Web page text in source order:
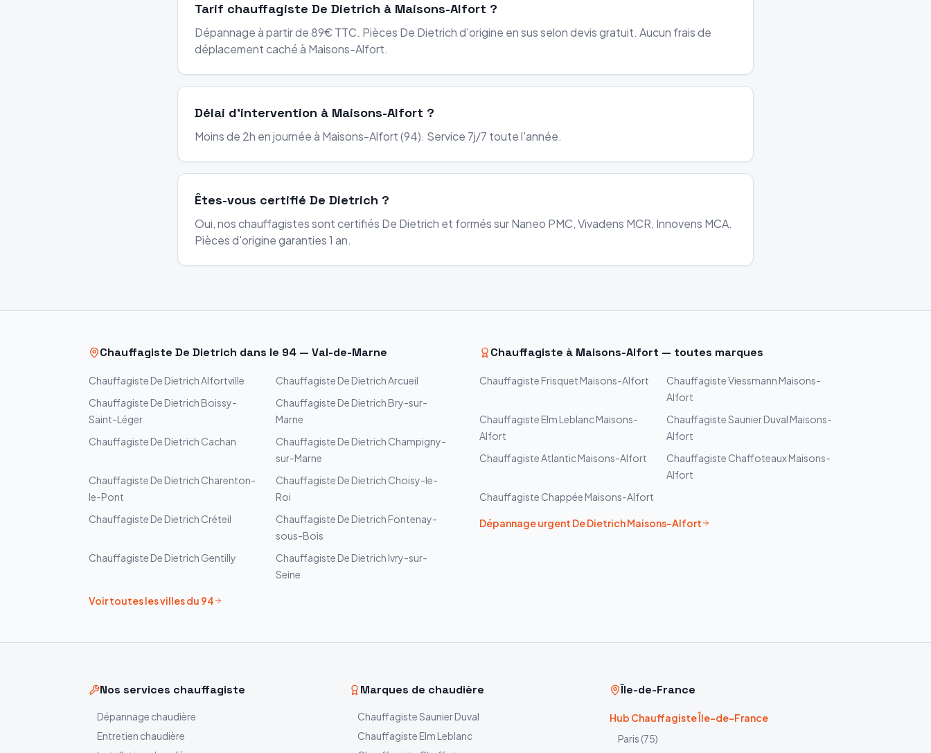
Tarif chauffagiste De Dietrich à Maisons-Alfort ?
Dépannage à partir de 89€ TTC. Pièces De Dietrich d'origine en sus selon devis gratuit. Aucun frais de
déplacement caché à Maisons-Alfort.
Délai d'intervention à Maisons-Alfort ?
Moins de 2h en journée à Maisons-Alfort (94). Service 7j/7 toute l'année.
Êtes-vous certifié De Dietrich ?
Oui, nos chauffagistes sont certifiés De Dietrich et formés sur Naneo PMC, Vivadens MCR, Innovens MCA.
Pièces d'origine garanties 1 an.
Chauffagiste De Dietrich dans le 94 — Val-de-Marne
Chauffagiste De DietrichAlfortville Chauffagiste De DietrichArcueil
Chauffagiste De Dietrich Boissy-
Saint-Léger
Chauffagiste De Dietrich Bry-sur-
Marne
Chauffagiste De Dietrich Cachan Chauffagiste De Dietrich Champigny-
sur-Marne
Chauffagiste De Dietrich Charenton-
le-Pont
Chauffagiste De Dietrich Choisy-le-
Roi
Chauffagiste De Dietrich Créteil Chauffagiste De Dietrich Fontenay-
sous-Bois
Chauffagiste De Dietrich Gentilly Chauffagiste De Dietrich Ivry-sur-
Seine
Voir toutes les villes du 94
Chauffagiste à Maisons-Alfort — toutes marques
Chauffagiste Frisquet Maisons-Alfort ChauffagisteViessmann Maisons-
Alfort
Chauffagiste Elm LeblancMaisons-
Alfort
ChauffagisteSaunier Duval Maisons-
Alfort
ChauffagisteAtlanticMaisons-Alfort Chauffagiste ChaffoteauxMaisons-
Alfort
Chauffagiste Chappée Maisons-Alfort
Dépannage urgent De DietrichMaisons-Alfort
Nos services chauffagiste
Dépannage chaudière
Entretien chaudière
Marques de chaudière
ChauffagisteSaunier Duval
Chauffagiste Elm Leblanc
Île-de-France
Hub Chauffagiste Île-de-France
Paris (75)